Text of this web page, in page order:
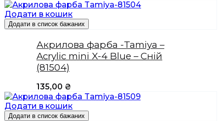
Додати в кошик
Додати в список бажаних
Акрилова фарба -Tamiya –
Acrylic mini X-4 Blue – Сній
(81504)
135,00 ₴
Додати в кошик
Додати в список бажаних